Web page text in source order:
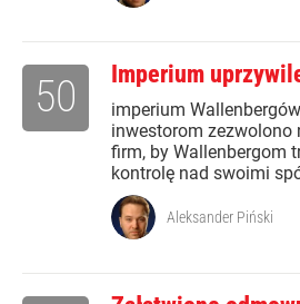
Imperium
imperium
inwestorom zezwolono
firm, by Wallenbergom
kontrolę nad swoimi
50
Aleksander Piński